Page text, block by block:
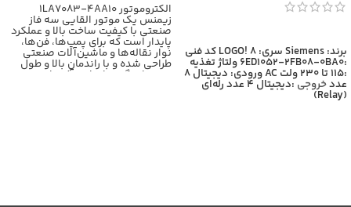
برند: Siemens سری: LOGO! 8 کد فنی
:6ED1052-2FB08-0BA0 ولتاژ تغذیه
:115 تا 230 ولت AC ورودی: دیجیتال 8
عددخروجی :دیجیتال 4 عدد رله‌ای
(Relay)
الکتروموتور 1LA7083-4AA10
زیمنس یک موتور القایی سه فاز
صنعتی با کیفیت ساخت بالا و عملکرد
پایدار است که برای پمپ‌ها، فن‌ها،
نوار نقاله‌ها و ماشین‌آلات صنعتی
طراحی شده و با راندمان بالا و طول
عمر زیاد، گزینه‌ای ایده‌آل برای